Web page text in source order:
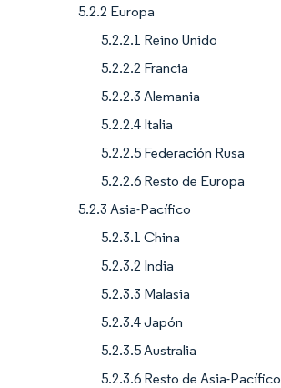
5.2.2 Europa
5.2.2.1 Reino Unido
5.2.2.2 Francia
5.2.2.3 Alemania
5.2.2.4 Italia
5.2.2.5 Federación Rusa
5.2.2.6 Resto de Europa
5.2.3 Asia-Pacífico
5.2.3.1 China
5.2.3.2 India
5.2.3.3 Malasia
5.2.3.4 Japón
5.2.3.5 Australia
5.2.3.6 Resto de Asia-Pacífico